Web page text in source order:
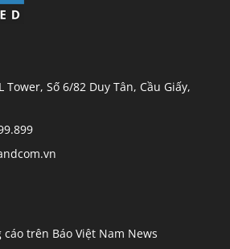
Tower, Số 6/82 Duy Tân, Cầu Giấy,
cáo trên Báo Việt Nam News